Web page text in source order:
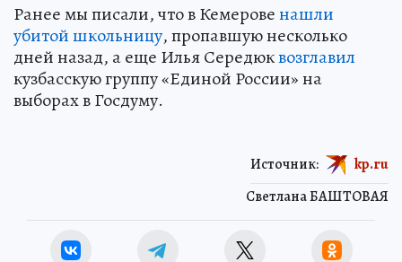
Ранее мы писали, что в Кемеровенашли
убитой школьницу, пропавшую несколько
дней назад, а еще Илья Середюквозглавил
кузбасскую группу «Единой России» на
выборах в Госдуму.
Светлана БАШТОВАЯ
Источник: kp.ru